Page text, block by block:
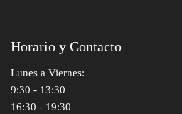
Horario y Contacto
Lunes a Viernes:
9:30 - 13:30
16:30 - 19:30